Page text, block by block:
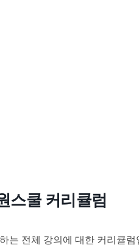
스쿨 커리큘럼
는 전체 강의에 대한 커리큘럼